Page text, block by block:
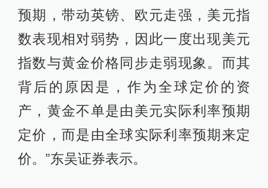
预期，带动英镑、欧元走强，美元指
数表现相对弱势，因此一度出现美元
指数与黄金价格同步走弱现象。而其
背后的原因是，作为全球定价的资
产，黄金不单是由美元实际利率预期
定价，而是由全球实际利率预期来定
价。”东吴证券表示。